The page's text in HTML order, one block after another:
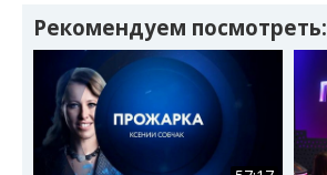
Рекомендуем посмотреть: